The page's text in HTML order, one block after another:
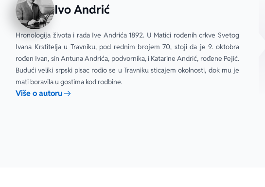
Ivo Andrić
Hronologija života i rada Ive Andrića 1892. U Matici rođenih crkve Svetog
Ivana Krstitelja u Travniku, pod rednim brojem 70, stoji da je 9. oktobra
rođen Ivan, sin Antuna Andrića, podvornika, i Katarine Andrić, rođene Pejić.
Budući veliki srpski pisac rodio se u Travniku sticajem okolnosti, dok mu je
mati boravila u gostima kod rodbine.
Više o autoru